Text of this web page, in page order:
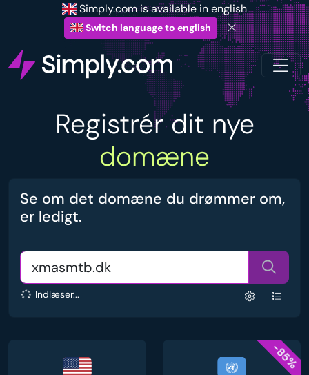
Simply.com is available in english
Switch language to english
Registrér dit nye
domæne
Se om det domæne du drømmer om,
er ledigt.
Indlæser...
-85%